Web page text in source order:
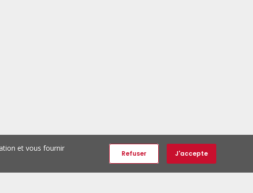
et vous fournir
Refuser J'accepte